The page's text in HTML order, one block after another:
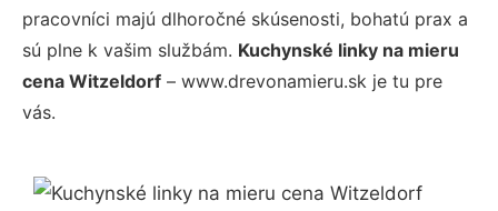
pracovníci majú dlhoročné skúsenosti, bohatú prax a
sú plne k vašim službám. Kuchynské linky na mieru
cena Witzeldorf – www.drevonamieru.sk je tu pre
vás.